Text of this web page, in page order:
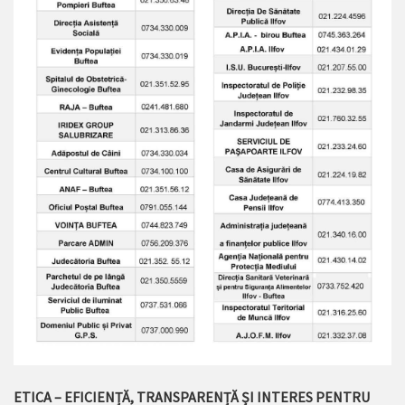
ETICA – EFICIENȚĂ, TRANSPARENȚĂ ȘI INTERES PENTRU